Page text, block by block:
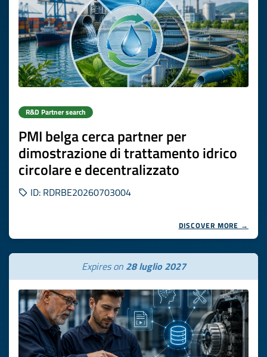
R&D Partner search
PMI belga cerca partner per
dimostrazione di trattamento idrico
circolare e decentralizzato
ID: RDRBE20260703004
DISCOVER MORE →
Expires on 28 luglio 2027